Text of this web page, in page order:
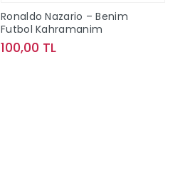
Ronaldo Nazario – Benim
Futbol Kahramanim
100,00 TL